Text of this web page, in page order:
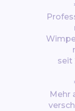
seit
Mehr